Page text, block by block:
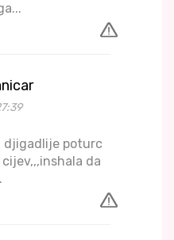
djigadlije poturc
da